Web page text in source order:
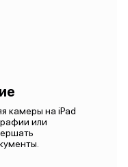
камеры на iPad
или